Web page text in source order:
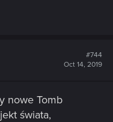
#744
Oct 14, 2019
nowe Tomb
świata,